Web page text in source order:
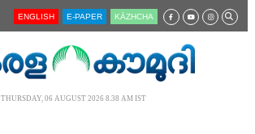
ENGLISH E-PAPER KĀZHCHA
THURSDAY, 06 AUGUST 2026 8.38 AM IST